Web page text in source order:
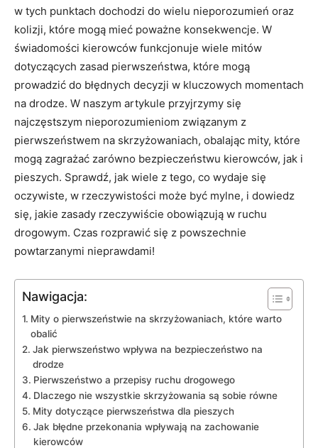
w tych punktach dochodzi do wielu nieporozumień oraz
kolizji, które mogą mieć poważne konsekwencje. W
świadomości kierowców funkcjonuje wiele mitów
dotyczących zasad pierwszeństwa, które mogą
prowadzić do błędnych decyzji w kluczowych momentach
na drodze. W naszym artykule przyjrzymy się
najczęstszym nieporozumieniom związanym z
pierwszeństwem na skrzyżowaniach, obalając mity, które
mogą zagrażać zarówno bezpieczeństwu kierowców, jak i
pieszych. Sprawdź, jak wiele z tego, co wydaje się
oczywiste, w rzeczywistości może być mylne, i dowiedz
się, jakie zasady rzeczywiście obowiązują w ruchu
drogowym. Czas rozprawić się z powszechnie
powtarzanymi nieprawdami!
Nawigacja:
Mity o pierwszeństwie na skrzyżowaniach, które warto
obalić
Jak pierwszeństwo wpływa na bezpieczeństwo na
drodze
Pierwszeństwo a przepisy ruchu drogowego
Dlaczego nie wszystkie skrzyżowania są sobie równe
Mity dotyczące pierwszeństwa dla pieszych
Jak błędne przekonania wpływają na zachowanie
kierowców